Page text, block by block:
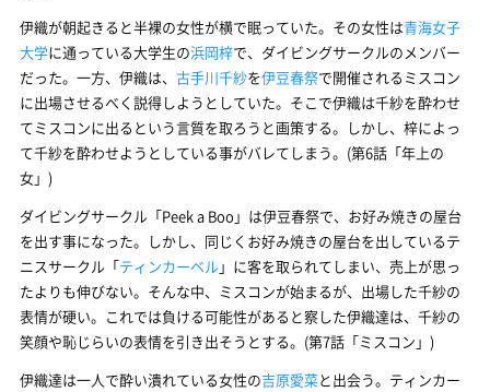
伊織が朝起きると半裸の女性が横で眠っていた。その女性は青海女子
大学に通っている大学生の浜岡梓で、ダイビングサークルのメンバー
だった。一方、伊織は、 古手川千紗を伊豆春祭で開催されるミスコン
に出場させるべく説得しようとしていた。そこで伊織は千紗を酔わせ
てミスコンに出るという言質を取ろうと画策する。しかし、梓によっ
て千紗を酔わせようとしている事がバレてしまう。(第6話「年上の
女」)
ダイビングサークル「Peek a Boo」は伊豆春祭で、お好み焼きの屋台
を出す事になった。しかし、同じくお好み焼きの屋台を出しているテ
ニスサークル「ティンカーベル」に客を取られてしまい、売上が思っ
たよりも伸びない。そんな中、ミスコンが始まるが、出場した千紗の
表情が硬い。これでは負ける可能性があると察した伊織達は、千紗の
笑顔や恥じらいの表情を引き出そうとする。(第7話「ミスコン」)
伊織達は一人で酔い潰れている女性の吉原愛菜と出会う。ティンカー